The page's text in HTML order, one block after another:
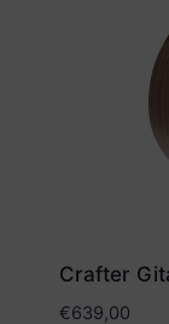
Crafter
€639,00